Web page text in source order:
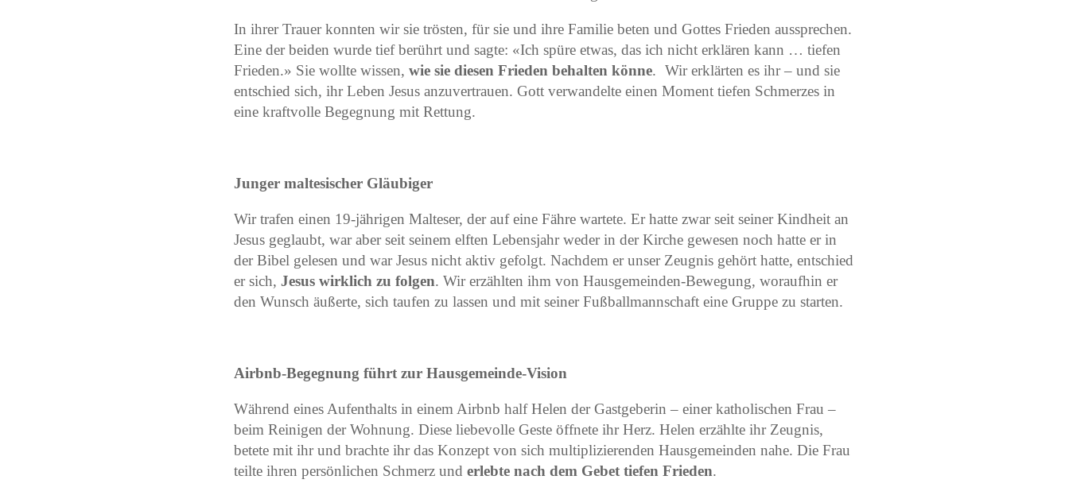
In ihrer Trauer konnten wir sie trösten, für sie und ihre Familie beten und Gottes Frieden aussprechen.
Eine der beiden wurde tief berührt und sagte: «Ich spüre etwas, das ich nicht erklären kann … tiefen
Frieden.» Sie wollte wissen,wie sie diesen Frieden behalten könne. Wir erklärten es ihr – und sie
entschied sich, ihr Leben Jesus anzuvertrauen. Gott verwandelte einen Moment tiefen Schmerzes in
eine kraftvolle Begegnung mit Rettung.
Junger maltesischer Gläubiger
Wir trafen einen 19-jährigen Malteser, der auf eine Fähre wartete. Er hatte zwar seit seiner Kindheit an
Jesus geglaubt, war aber seit seinem elften Lebensjahr weder in der Kirche gewesen noch hatte er in
der Bibel gelesen und war Jesus nicht aktiv gefolgt. Nachdem er unser Zeugnis gehört hatte, entschied
er sich,Jesus wirklich zu folgen. Wir erzählten ihm von Hausgemeinden-Bewegung, woraufhin er
den Wunsch äußerte, sich taufen zu lassen und mit seiner Fußballmannschaft eine Gruppe zu starten.
Airbnb-Begegnung führt zur Hausgemeinde-Vision
Während eines Aufenthalts in einem Airbnb half Helen der Gastgeberin – einer katholischen Frau –
beim Reinigen der Wohnung. Diese liebevolle Geste öffnete ihr Herz. Helen erzählte ihr Zeugnis,
betete mit ihr und brachte ihr das Konzept von sich multiplizierenden Hausgemeinden nahe. Die Frau
teilte ihren persönlichen Schmerz underlebte nach dem Gebet tiefen Frieden.